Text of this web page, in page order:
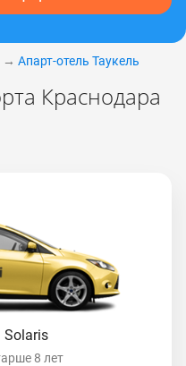
→ Апарт-отель Таукель
Краснодара
Solaris
8 лет